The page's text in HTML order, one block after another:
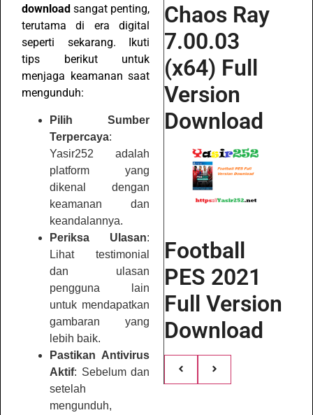
download sangat penting,
terutama di era digital
seperti sekarang. Ikuti
tips berikut untuk
menjaga keamanan saat
mengunduh:
Pilih Sumber
Terpercaya:
Yasir252 adalah
platform yang
dikenal dengan
keamanan dan
keandalannya.
Periksa Ulasan:
Lihat testimonial
dan ulasan
pengguna lain
untuk mendapatkan
gambaran yang
lebih baik.
Pastikan Antivirus
Aktif: Sebelum dan
setelah
mengunduh,
Chaos Ray
7.00.03
(x64) Full
Version
Download
Football
PES 2021
Full Version
Download